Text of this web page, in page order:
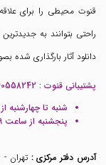
قنوت محیطی را برای
راحتی بتوانند به
دانلود آثار بارگذاری شده
پشتیبانی قنوت :
شنبه تا چهارشنبه از
پنجشنبه از ساعت 9 الی 15
آدرس دفتر مرکزی :